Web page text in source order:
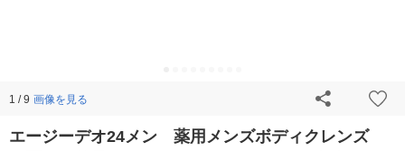
1 / 9 画像を見る
エージーデオ24メン 薬用メンズボディクレンズ